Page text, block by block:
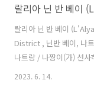
랄리아 닌 반 베이
District , 닌반 베이, 나
나트랑 / 나짱이(가) 선
Vinpearl Land Nha
2023. 6. 14.